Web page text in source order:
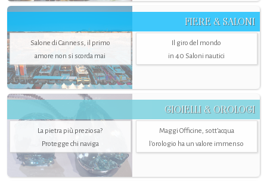
FIERE & SALONI
Salone di Canness, il primo
amore non si scorda mai
Il giro del mondo
in 40 Saloni nautici
GIOIELLI & OROLOGI
La pietra più preziosa?
Protegge chi naviga
Maggi Officine, sott’acqua
l'orologio ha un valore immenso